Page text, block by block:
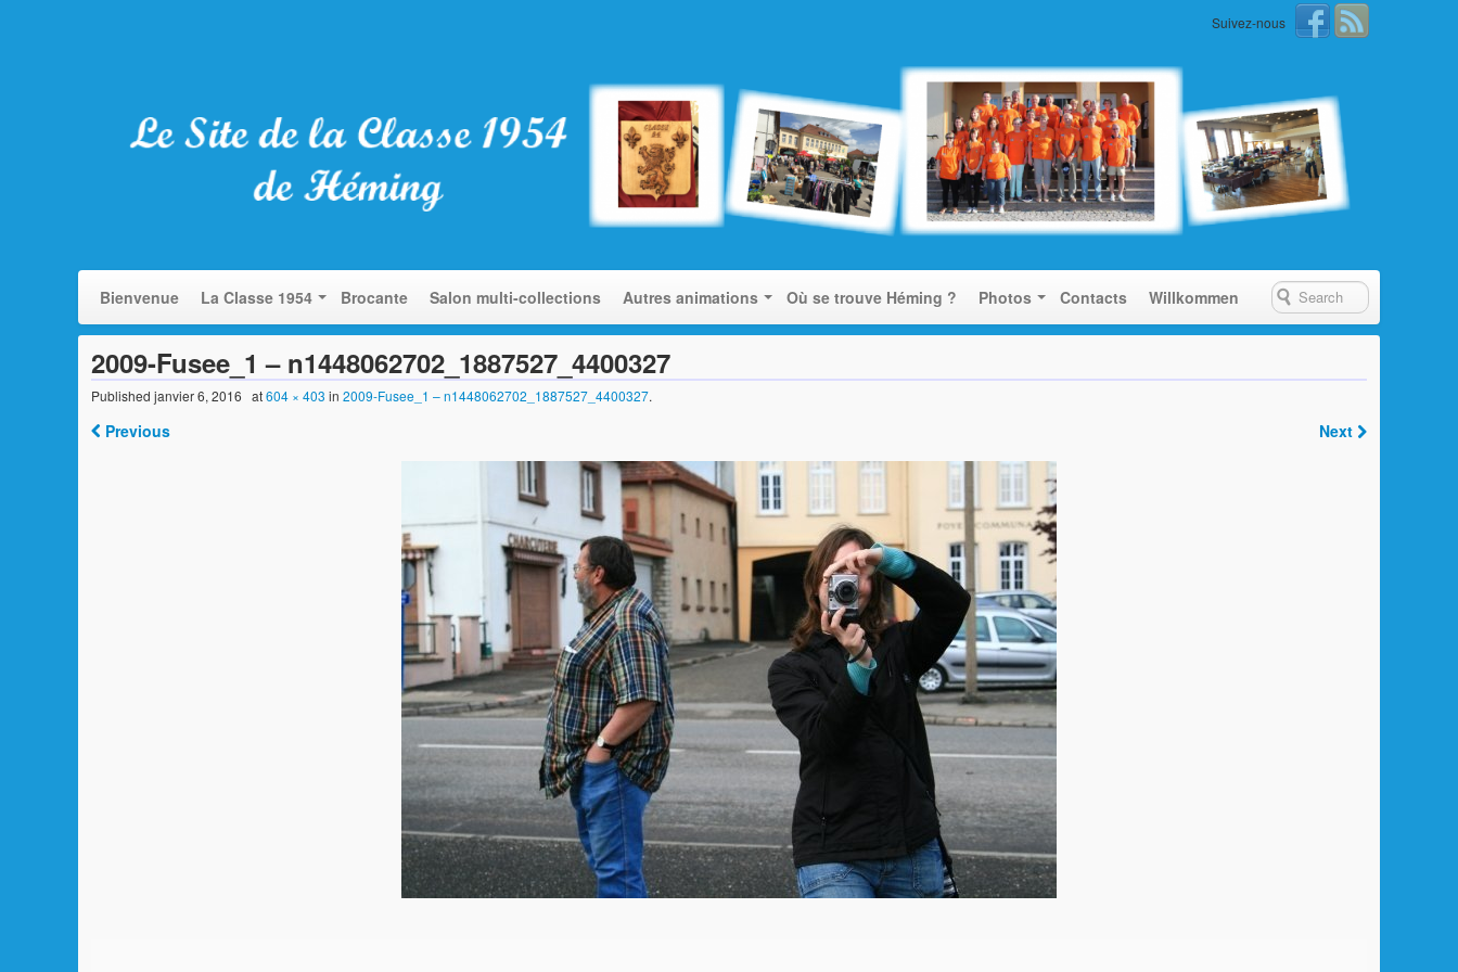
Suivez-nous
Bienvenue La Classe 1954 Brocante Salon multi-collections Autres animations Où se trouve Héming ? Photos Contacts Willkommen
2009-Fusee_1 – n1448062702_1887527_4400327
Published janvier 6, 2016 at604 × 403 in 2009-Fusee_1 – n1448062702_1887527_4400327.
Previous Next